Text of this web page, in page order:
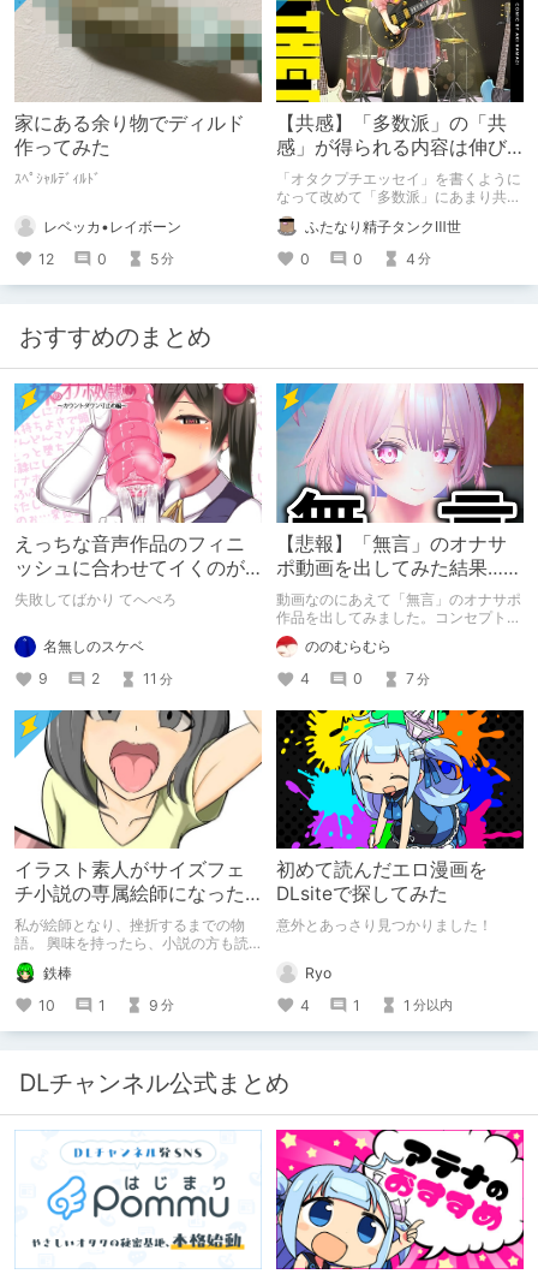
家にある余り物でディルド
作ってみた
ｽﾍﾟｼｬﾙﾃﾞｨﾙﾄﾞ
レベッカ•レイボーン
12
0 5分
【共感】「多数派」の「共
感」が得られる内容は伸び
ると同時に「伸びた」こと
以外の収穫があまりない話
「オタクプチエッセイ」を書くように
なって改めて「多数派」にあまり共感
していないという事実が浮き彫りにな
ったし、やっぱり「マジョリティ」な
内容の方が伸びやすいのはよく分かっ
ているけど、じゃあ実際にそんな内容
の記事を伸ばしたら収穫があるのかと
ふたなり精子タンクⅢ世
0
0 4 分
おすすめのまとめ
えっちな音声作品のフィニ
ッシュに合わせてイくのが
下手すぎる【失敗した話】
失敗してばかり てへぺろ
名無しのスケベ
9
2 11 分
【悲報】「無言」のオナサ
ポ動画を出してみた結果……
動画なのにあえて「無言」のオナサポ
作品を出してみました。コンセプト通
りのものは作れたのですが、肝心の売
上がね……
ののむらむら
4
0 7分
イラスト素人がサイズフェ
チ小説の専属絵師になった
お話
私が絵師となり、挫折するまでの物
語。 興味を持ったら、小説の方も読
んで欲しいなって感じ 私の絵を使っ
てくれてる小説書きさんのページＵＲ
Ｌ
https://www.pixiv.net/users/341489
73/novels?p=1
鉄棒
10
1 9 分
初めて読んだエロ漫画を
DLsiteで探してみた
意外とあっさり見つかりました！
Ryo
4
1 1 分以内
DLチャンネル公式まとめ